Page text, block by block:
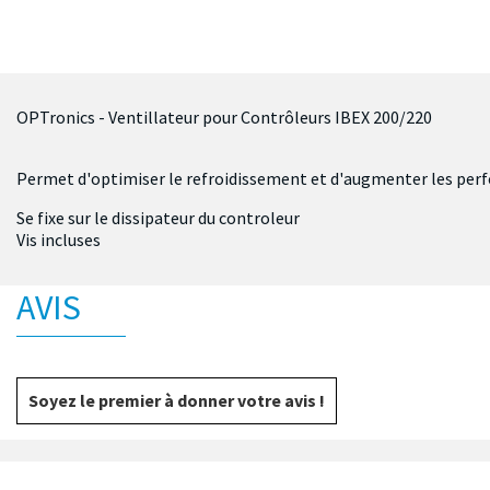
OPTronics - Ventillateur pour Contrôleurs IBEX 200/220
Permet d'optimiser le refroidissement et d'augmenter les
Se fixe sur le dissipateur du controleur
Vis incluses
AVIS
Soyez le premier à donner votre avis !